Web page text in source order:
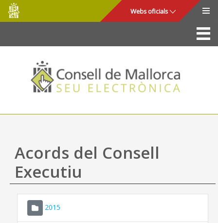
Salta al contingut principal
Consell
de
Mallorca
Webs oficials
La Seu
Consell de Mallorca
Accés i seguretat
Utilitats
Ajuda
Acords del Consell
Executiu
2015